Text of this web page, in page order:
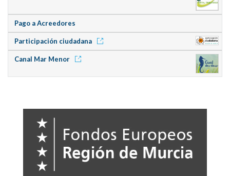
Pago a Acreedores
Participación ciudadana
Canal Mar Menor